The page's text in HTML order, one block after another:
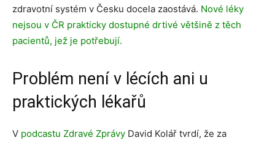
zdravotní systém v Česku docela zaostává. Nové léky
nejsou v ČR prakticky dostupné drtivé většině z těch
pacientů, jež je potřebují.
Problém není v lécích ani u
praktických lékařů
V podcastu Zdravé Zprávy David Kolář tvrdí, že za